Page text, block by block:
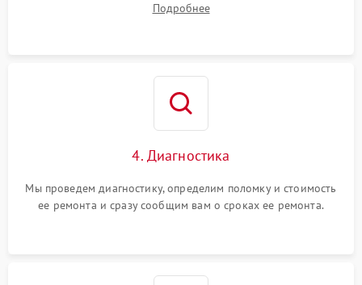
Подробнее
4. Диагностика
Мы проведем диагностику, определим поломку и стоимость
ее ремонта и сразу сообщим вам о сроках ее ремонта.